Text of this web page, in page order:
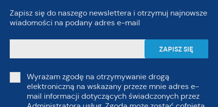
Zapisz się do naszego newslettera i otrzymuj najnowsze
wiadomości na podany adres e-mail
Wyrażam zgodę na otrzymywanie drogą
elektroniczną na wskazany przeze mnie adres e-
mail informacji dotyczących świadczonych przez